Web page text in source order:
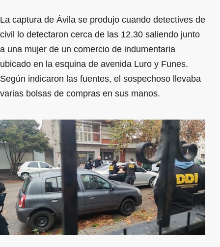
La captura de Ávila se produjo cuando detectives de
civil lo detectaron cerca de las 12.30 saliendo junto
a una mujer de un comercio de indumentaria
ubicado en la esquina de avenida Luro y Funes.
Según indicaron las fuentes, el sospechoso llevaba
varias bolsas de compras en sus manos.